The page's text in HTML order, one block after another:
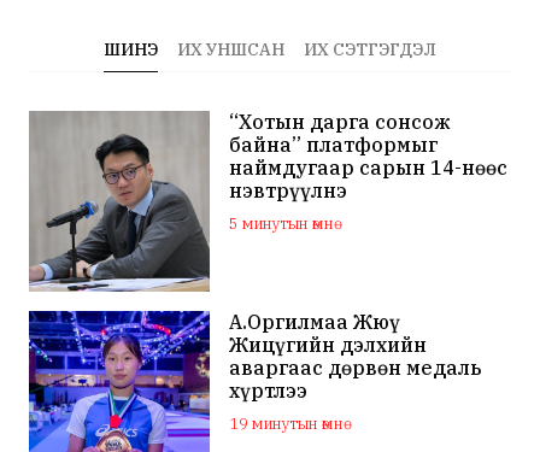
ШИНЭ ИХ УНШСАН ИХ СЭТГЭГДЭЛ
“Хотын дарга сонсож
байна” платформыг
наймдугаар сарын 14-нөөс
нэвтрүүлнэ
5 минутын өмнө
А.Оргилмаа Жюү
Жицүгийн дэлхийн
аваргаас дөрвөн медаль
хүртлээ
19 минутын өмнө